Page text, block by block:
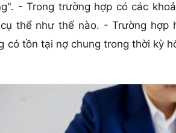
- Trong trường hợp có các
thể như thế nào. - Trường
có tồn tại nợ chung trong thời kỳ